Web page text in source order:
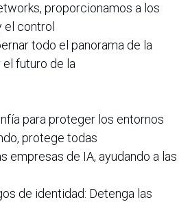
proporcionamos a los
el control
todo el panorama de la
futuro de la
para proteger los entornos
protege todas
empresas de IA, ayudando a las
de identidad: Detenga las